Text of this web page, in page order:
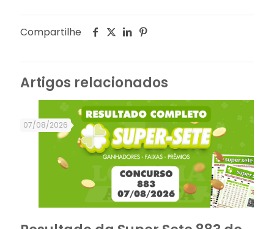
Compartilhe
Artigos relacionados
07/08/2026